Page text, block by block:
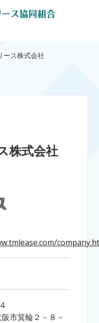
ース株式会社
株式会社
市箕輪２－８－